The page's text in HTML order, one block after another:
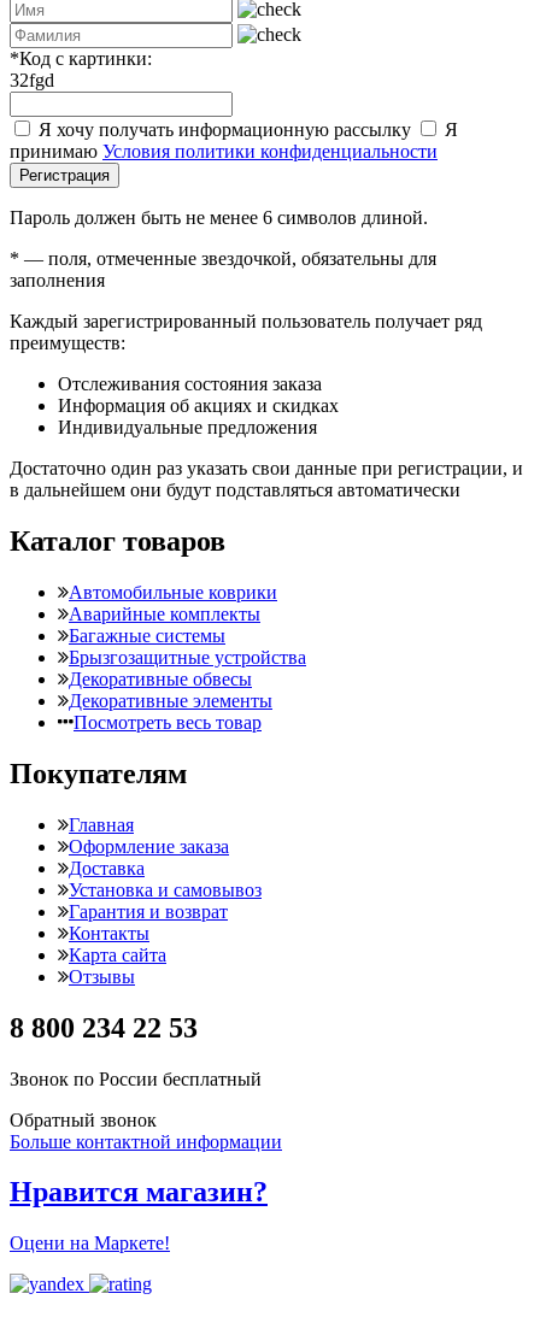
*Код с картинки:
32fgd
Я хочу получать информационную рассылку
Я
принимаю Условия политики конфиденциальности
Регистрация
Пароль должен быть не менее 6 символов длиной.
* — поля, отмеченные звездочкой, обязательны для
заполнения
Каждый зарегистрированный пользователь получает ряд
преимуществ:
Отслеживания состояния заказа
Информация об акциях и скидках
Индивидуальные предложения
Достаточно один раз указать свои данные при регистрации, и
в дальнейшем они будут подставляться автоматически
Каталог товаров
Автомобильные коврики
Аварийные комплекты
Багажные системы
Брызгозащитные устройства
Декоративные обвесы
Декоративные элементы
Посмотреть весь товар
Покупателям
Главная
Оформление заказа
Доставка
Установка и самовывоз
Гарантия и возврат
Контакты
Карта сайта
Отзывы
8 800 234 22 53
Звонок по России бесплатный
Обратный звонок
Больше контактной информации
Нравится магазин?
Оцени на Маркете!